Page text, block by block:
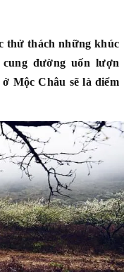
thử thách những khúc
đường uốn lượn
Mộc Châu sẽ là điểm